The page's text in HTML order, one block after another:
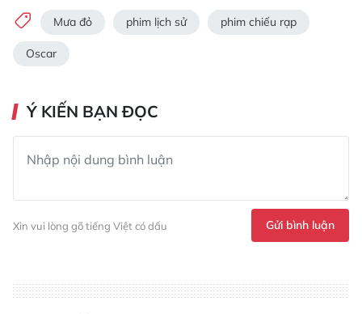
Mưa đỏ phim lịch sử phim chiếu rạp
Oscar
Ý KIẾN BẠN ĐỌC
Xin vui lòng gõ tiếng Việt có dấu Gửi bình luận